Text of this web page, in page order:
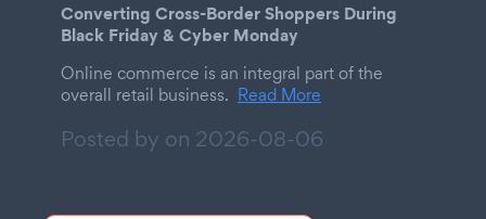
Converting Cross-Border Shoppers During
Black Friday & Cyber Monday
Online commerce is an integral part of the
overall retail business. Read More
Posted by on 2026-08-06